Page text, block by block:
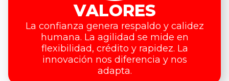
VALORES
La confianza genera respaldo y calidez
humana. La agilidad se mide en
flexibilidad, crédito y rapidez. La
innovación nos diferencia y nos
adapta.